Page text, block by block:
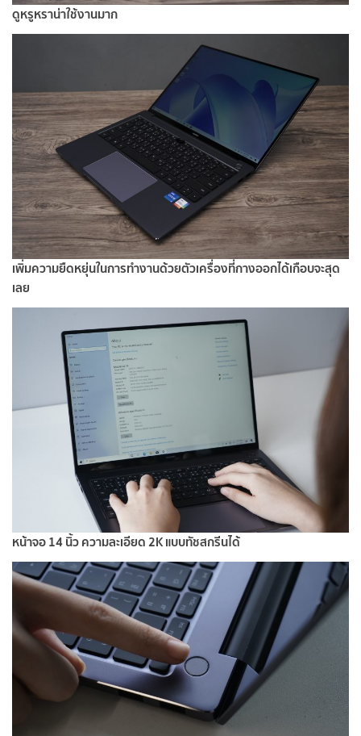
ดูหรูหราน่าใช้งานมาก
เพิ่มความยืดหยุ่นในการทำงานด้วยตัวเครื่องที่กางออกได้เกือบจะสุด
เลย
หน้าจอ 14 นิ้ว ความละเอียด 2K แบบทัชสกรีนได้